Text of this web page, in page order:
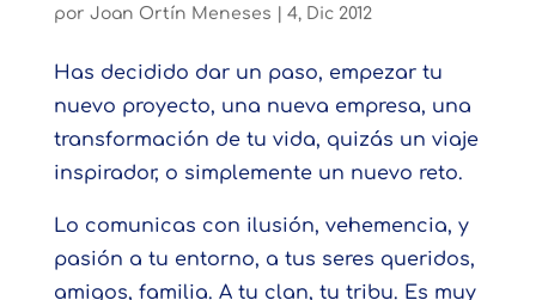
por Joan Ortín Meneses 4, Dic 2012
Has decidido dar un paso, empezar tu
nuevo proyecto, una nueva empresa, una
transformación de tu vida, quizás un viaje
inspirador, o simplemente un nuevo reto.
Lo comunicas con ilusión, vehemencia, y
pasión a tu entorno, a tus seres queridos,
amigos, familia. A tu clan, tu tribu. Es muy